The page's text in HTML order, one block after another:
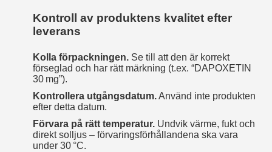
Kontroll av produktens kvalitet efter
leverans
Kolla förpackningen.Se till att den är korrekt
förseglad och har rätt märkning (t.ex. “DAPOXETIN
30 mg”).
Kontrollera utgångsdatum.Använd inte produkten
efter detta datum.
Förvara på rätt temperatur.Undvik värme, fukt och
direkt solljus – förvaringsförhållandena ska vara
under 30 °C.